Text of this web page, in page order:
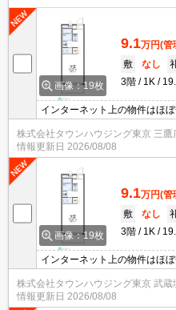
画像：19枚
9.1万円(管
敷
なし
3階
1K
インターネット上の物件はほ
ます♪お気軽にお問合せくださ
で☆新着情報毎日更新☆
株式会社タウンハウジング東京 三鷹
情報更新日 2026/08/08
画像：19枚
9.1万円(管
敷
なし
3階
1K
インターネット上の物件はほ
ます♪お気軽にお問合せくださ
で☆新着情報毎日更新☆
株式会社タウンハウジング東京 武蔵
情報更新日 2026/08/08